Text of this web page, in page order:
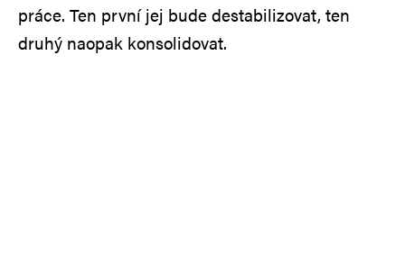
práce. Ten první jej bude destabilizovat, ten
druhý naopak konsolidovat.